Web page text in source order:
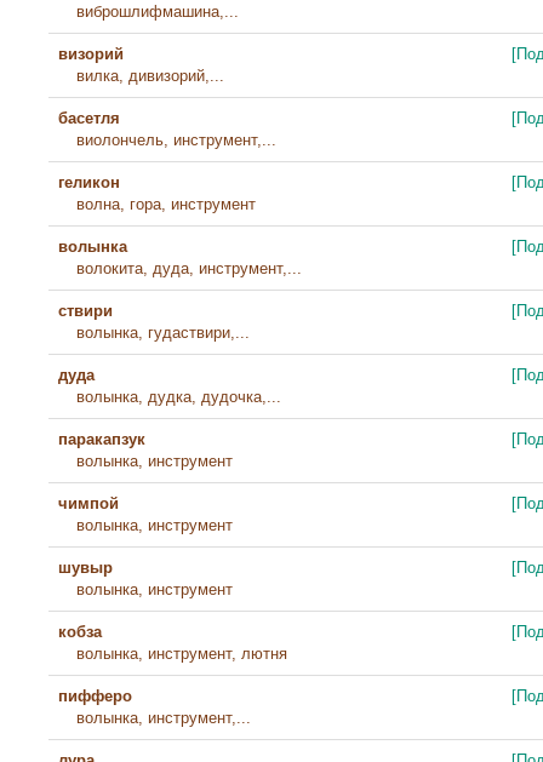
виброшлифмашина,...
визорий
вилка, дивизорий,...
басетля
виолончель, инструмент,...
геликон
волна, гора, инструмент
волынка
волокита, дуда, инструмент,...
ствири
волынка, гудаствири,...
дуда
волынка, дудка, дудочка,...
паракапзук
волынка, инструмент
чимпой
волынка, инструмент
шувыр
волынка, инструмент
кобза
волынка, инструмент, лютня
пифферо
волынка, инструмент,...